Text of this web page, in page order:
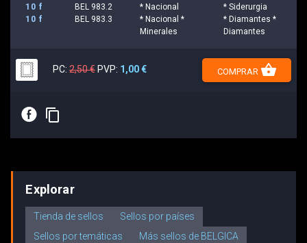
10 f
BEL 983.2 * Nacional
* Siderurgia
10 f
BEL 983.3
* Nacional *
Minerales
* Diamantes *
Diamantes
PC: 2,50 € PVP: 1,00 € COMPRAR shopping_basket
E content_copy
Explorar
Tienda de sellos
Sellos por países
Sellos por temáticas
Más sellos de BELGICA